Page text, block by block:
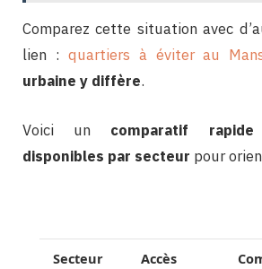
Comparez cette situation avec
lien :quartiers à éviter au
urbaine y diffère.
Voici un comparatif
disponibles par secteur pour
Secteur
Accès